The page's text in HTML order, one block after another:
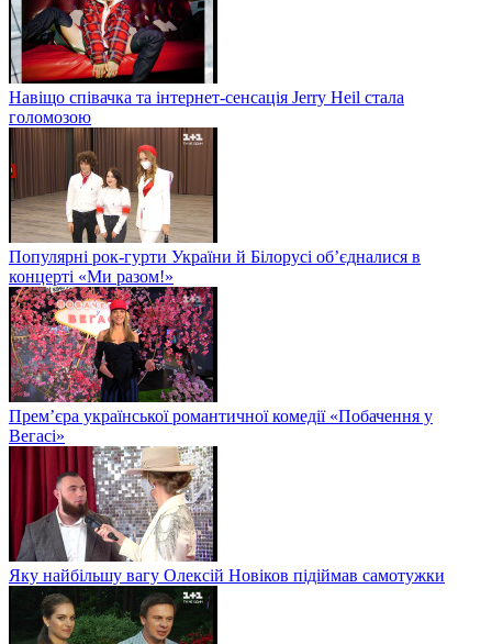
Навіщо співачка та інтернет-сенсація Jerry Heil стала
голомозою
Популярні рок-гурти України й Білорусі об’єдналися в
концерті «Ми разом!»
Прем’єра української романтичної комедії «Побачення у
Вегасі»
Яку найбільшу вагу Олексій Новіков підіймав самотужки